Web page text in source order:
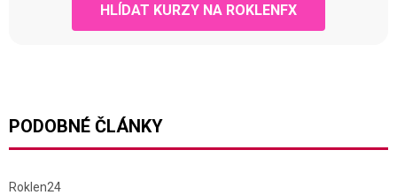
HLÍDAT KURZY NA ROKLENFX
PODOBNÉ ČLÁNKY
Roklen24